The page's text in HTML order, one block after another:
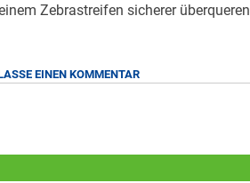
Zebrastreifen sicherer überqueren
EINEN KOMMENTARZU
“BULLENGRABEN”